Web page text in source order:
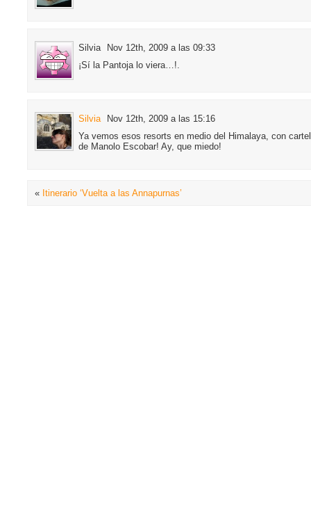
Silvia
Nov 12th, 2009 a las 09:33
¡Sí la Pantoja lo viera…!.
Silvia
Nov 12th, 2009 a las 15:16
Ya vemos esos resorts en medio del Himalaya, con
de Manolo Escobar! Ay, que miedo!
« Itinerario ‘Vuelta a las Annapurnas’